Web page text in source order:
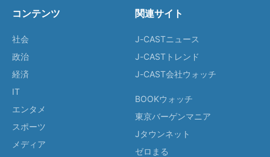
コンテンツ
社会
政治
経済
IT
エンタメ
スポーツ
メディア
関連サイト
J-CASTニュース
J-CASTトレンド
J-CAST会社ウォッチ
BOOKウォッチ
東京バーゲンマニア
Jタウンネット
ゼロまる